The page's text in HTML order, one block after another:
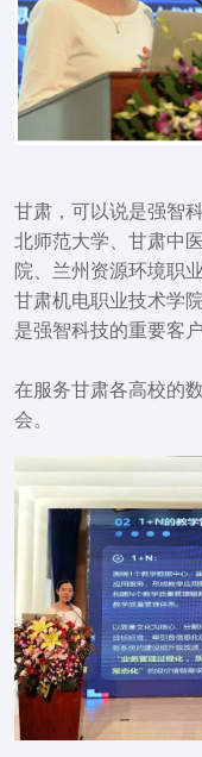
甘肃，可以说是强智
北师范大学、甘肃中
院、兰州资源环境职
甘肃机电职业技术学
是强智科技的重要客户
在服务甘肃各高校的
会。